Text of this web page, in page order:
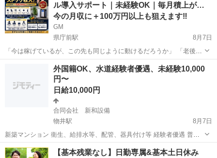
経験からで...
ル導入サポート｜未経験OK｜毎月積上が…
今の月収に＋100万円以上も狙えます‼️
GM
県庁前駅
8月7日
「今は稼げているが、この先も同じように動けるだろうか」 「老後や
家族のために、将来に残る収入源を持ちたい」 そんな不安や想いをお
持ちの方に、ぜひ一度知っていただきたい案件です。 ⸻ 現在、水
道水をそのまま飲まれている...
県庁前駅 その他 サブスク
外国籍OK、水道経験者優遇、未経験10,000
円〜
日給10,000円
合同会社 新和設備
物井駅
8月7日
新築マンション 衛生、給排水等、配管、器具付け等 経験者優遇 普通
自動車免許必須（車両貸し出し可） 作業着支給、空調服支給 バイトか
ら社員へも可。 社会保険、雇用保険、厚生年金、労災保険 交通費全額
千葉 四街道市 物井駅 その他 水道
【基本残業なし】日勤専属&基本土日休み